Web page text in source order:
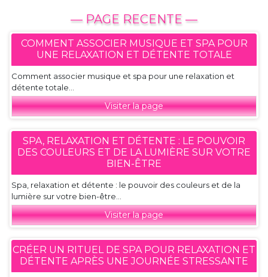
— PAGE RECENTE —
COMMENT ASSOCIER MUSIQUE ET SPA POUR
UNE RELAXATION ET DÉTENTE TOTALE
Comment associer musique et spa pour une relaxation et
détente totale...
Visiter la page
SPA, RELAXATION ET DÉTENTE : LE POUVOIR
DES COULEURS ET DE LA LUMIÈRE SUR VOTRE
BIEN-ÊTRE
Spa, relaxation et détente : le pouvoir des couleurs et de la
lumière sur votre bien-être...
Visiter la page
CRÉER UN RITUEL DE SPA POUR RELAXATION ET
DÉTENTE APRÈS UNE JOURNÉE STRESSANTE